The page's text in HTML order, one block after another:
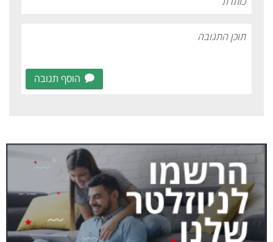
הוסף תגובה